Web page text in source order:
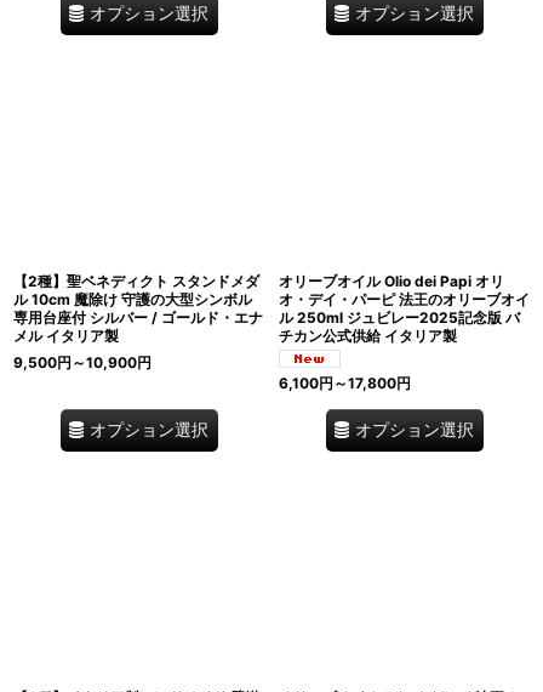
オプション選択 オプション選択
【2種】聖ベネディクト スタンドメダ
ル 10cm 魔除け 守護の大型シンボル
専用台座付 シルバー / ゴールド・エナ
メル イタリア製
9,500円 ～10,900円
オプション選択
オリーブオイル Olio dei Papi オリ
オ・デイ・パーピ 法王のオリーブオイ
ル 250ml ジュビレー2025記念版 バ
チカン公式供給 イタリア製
6,100円 ～17,800円
オプション選択